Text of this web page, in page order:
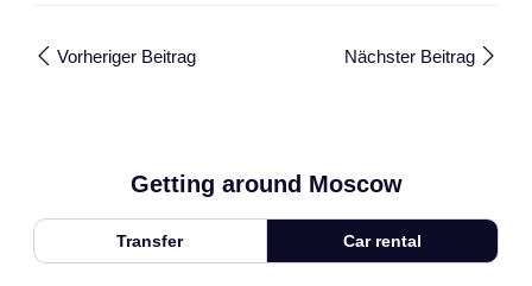
Vorheriger Beitrag Nächster Beitrag
Getting around Moscow
Transfer Car rental